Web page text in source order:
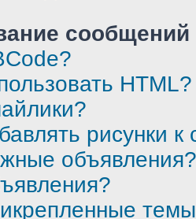
HTML?
рисунки
объявления?